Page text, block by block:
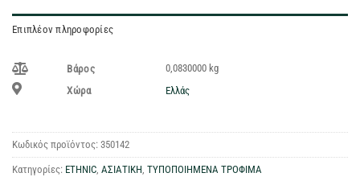
Επιπλέον πληροφορίες
Βάρος
0,0830000 kg
Χώρα
Ελλάς
Κωδικός προϊόντος: 350142
Κατηγορίες: ETHNIC, ΑΣΙΑΤΙΚΗ, ΤΥΠΟΠΟΙΗΜΕΝΑ ΤΡΟΦΙΜΑ